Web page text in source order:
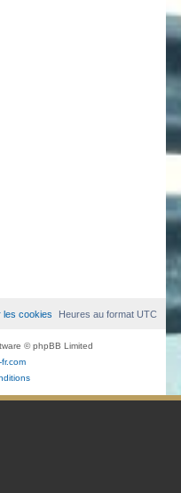
Heures au formatUTC
les cookies
© phpBB Limited